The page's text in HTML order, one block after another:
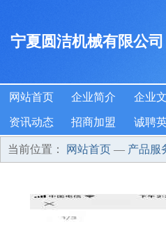
宁夏圆洁机械有限公司
网站首页 企业简介 企业
资讯动态 招商加盟 诚聘
当前位置： 网站首页 — 产品服